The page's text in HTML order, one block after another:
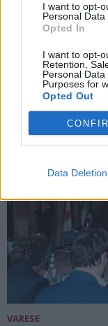
I want to opt-
Personal Data
Opted In
I want to opt-
Retention,
Personal
Purposes for
Opted Out
Data Deletion
Astuti e
Varese 1462
VARESE